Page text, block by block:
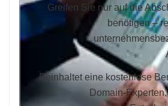
Greifen Sie nur auf die
benötigen –
Beinhaltet eine kostenlose
Domain-